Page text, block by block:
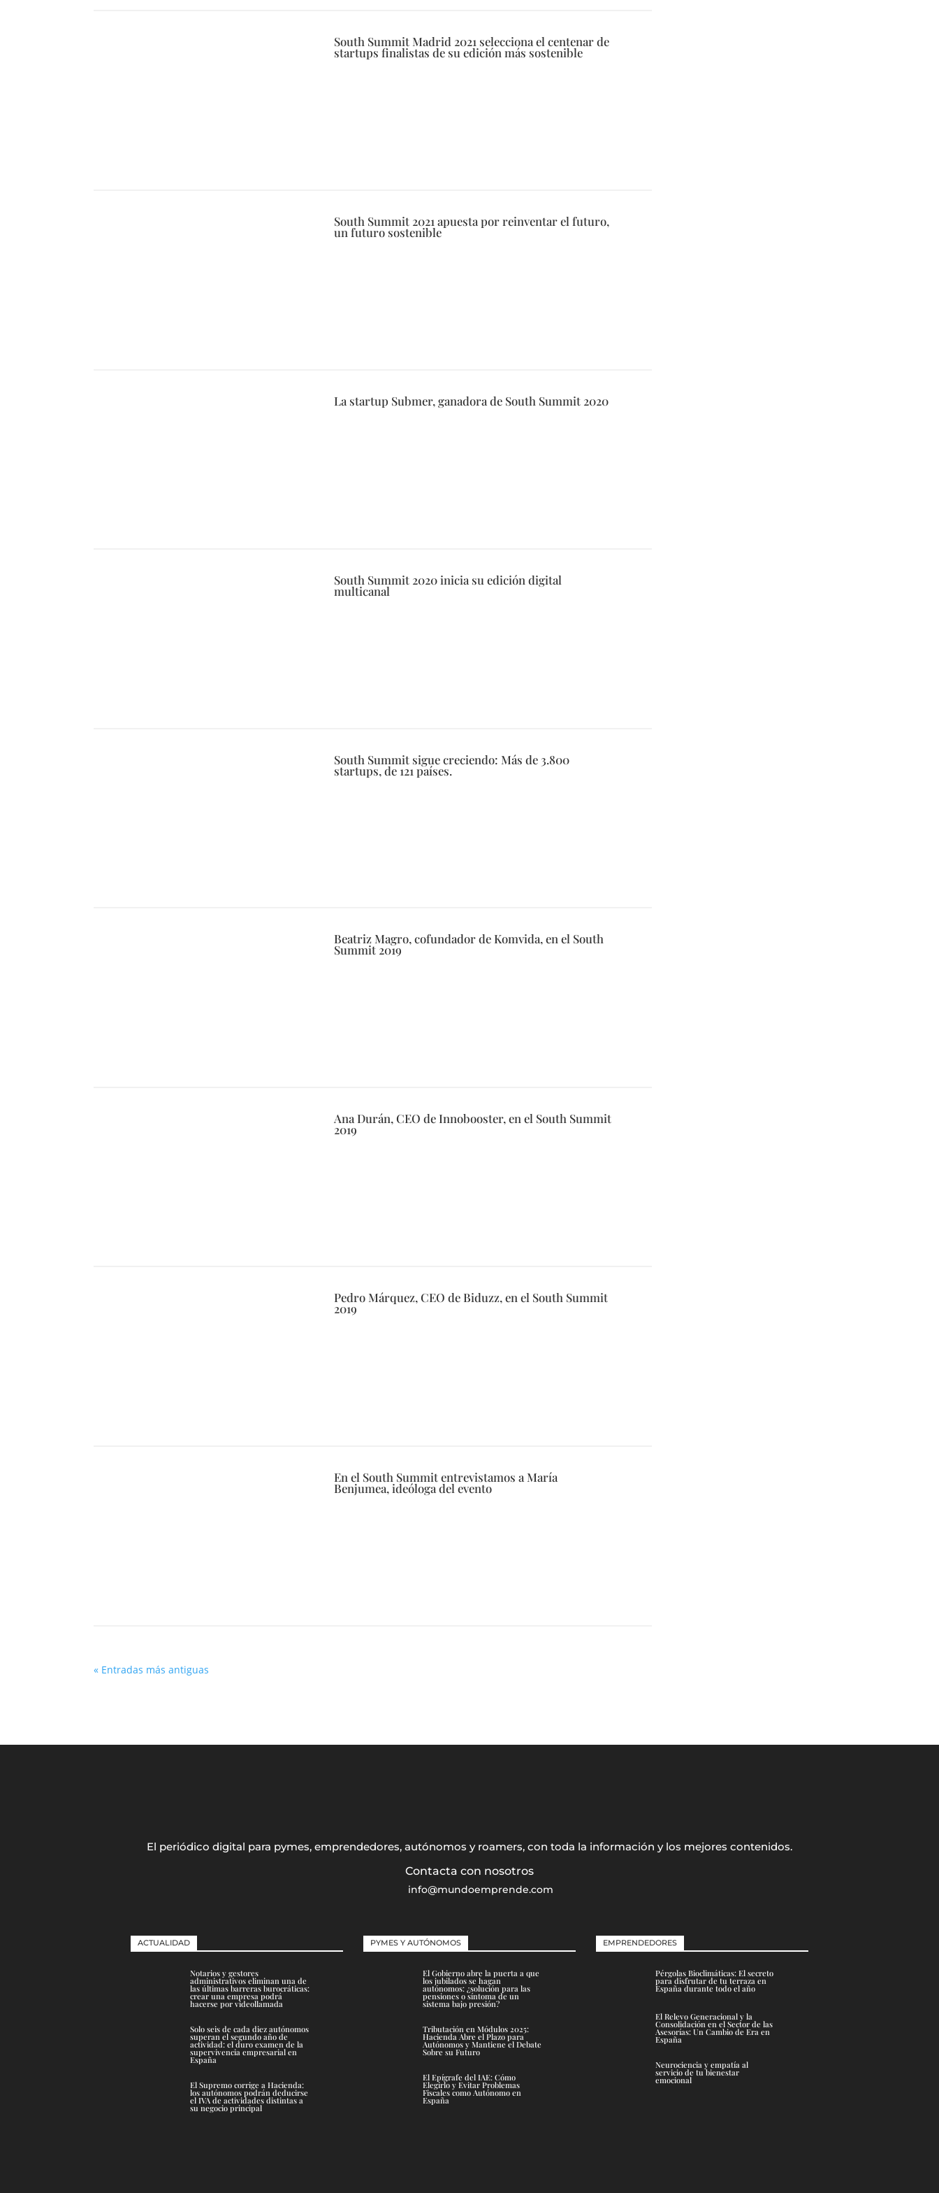
South Summit Madrid 2021 selecciona el centenar de
startups finalistas de su edición más sostenible
South Summit 2021 apuesta por reinventar el futuro,
un futuro sostenible
La startup Submer, ganadora de South Summit 2020
South Summit 2020 inicia su edición digital
multicanal
South Summit sigue creciendo: Más de 3.800
startups, de 121 países.
Beatriz Magro, cofundador de Komvida, en el South
Summit 2019
Ana Durán, CEO de Innobooster, en el South Summit
2019
Pedro Márquez, CEO de Biduzz, en el South Summit
2019
En el South Summit entrevistamos a María
Benjumea, ideóloga del evento
« Entradas más antiguas
El periódico digital para pymes, emprendedores, autónomos y roamers, con toda la información y los mejores contenidos.
info@mundoemprende.com
ACTUALIDAD
Notarios y gestores
administrativos eliminan una de
las últimas barreras burocráticas:
crear una empresa podrá
hacerse por videollamada
Solo seis de cada diez autónomos
superan el segundo año de
actividad: el duro examen de la
supervivencia empresarial en
España
El Supremo corrige a Hacienda:
los autónomos podrán deducirse
el IVA de actividades distintas a
su negocio principal
PYMES Y AUTÓNOMOS
El Gobierno abre la puerta a que
los jubilados se hagan
autónomos: ¿solución para las
pensiones o síntoma de un
sistema bajo presión?
Tributación en Módulos 2025:
Hacienda Abre el Plazo para
Autónomos y Mantiene el Debate
Sobre su Futuro
El Epígrafe del IAE: Cómo
Elegirlo y Evitar Problemas
Fiscales como Autónomo en
España
EMPRENDEDORES
Pérgolas Bioclimáticas: El secreto
para disfrutar de tu terraza en
España durante todo el año
El Relevo Generacional y la
Consolidación en el Sector de las
Asesorías: Un Cambio de Era en
España
Neurociencia y empatía al
servicio de tu bienestar
emocional